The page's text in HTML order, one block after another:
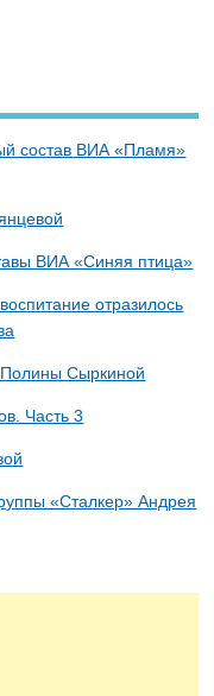
состав ВИА «Пламя»
ВИА «Синяя птица»
отразилось
Полины Сыркиной
Часть 3
«Сталкер» Андрея